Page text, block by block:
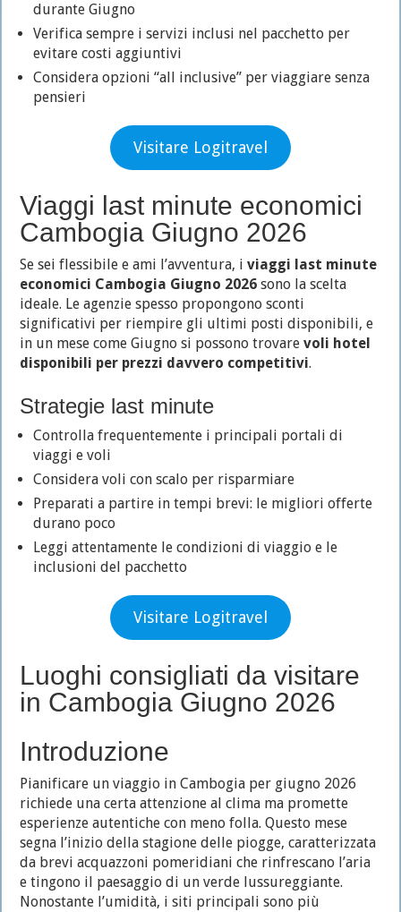
durante Giugno
Verifica sempre i servizi inclusi nel pacchetto per
evitare costi aggiuntivi
Considera opzioni “all inclusive” per viaggiare senza
pensieri
Visitare Logitravel
Viaggi last minute economici
Cambogia Giugno 2026
Se sei flessibile e ami l’avventura, iviaggi last minute
economici Cambogia Giugno 2026 sono la scelta
ideale. Le agenzie spesso propongono sconti
significativi per riempire gli ultimi posti disponibili, e
in un mese come Giugno si possono trovarevoli hotel
disponibili per prezzi davvero competitivi.
Strategie last minute
Controlla frequentemente i principali portali di
viaggi e voli
Considera voli con scalo per risparmiare
Preparati a partire in tempi brevi: le migliori offerte
durano poco
Leggi attentamente le condizioni di viaggio e le
inclusioni del pacchetto
Visitare Logitravel
Luoghi consigliati da visitare
in Cambogia Giugno 2026
Introduzione
Pianificare un viaggio in Cambogia per giugno 2026
richiede una certa attenzione al clima ma promette
esperienze autentiche con meno folla. Questo mese
segna l’inizio della stagione delle piogge, caratterizzata
da brevi acquazzoni pomeridiani che rinfrescano l’aria
e tingono il paesaggio di un verde lussureggiante.
Nonostante l’umidità, i siti principali sono più